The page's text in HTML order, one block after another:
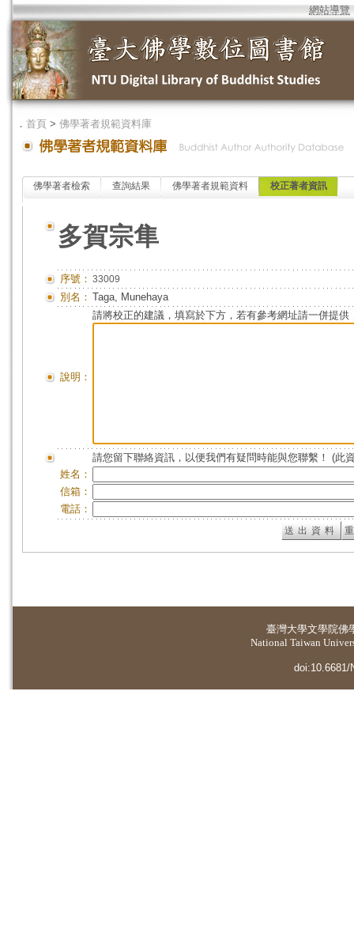
網站導覽
． 首頁 > 佛學著者規範資料庫
佛學著者檢索 查詢結果 佛學著者規範資料 校正著者資訊
多賀宗隼
序號： 33009
別名： Taga, Munehaya
說明：
請將校正的建議，填寫於下方，若有參考網址請一併提供
請您留下聯絡資訊，以便我們有疑問時能與您聯繫！ (此
姓名：
信箱：
電話：
臺灣大學文學院佛
National Taiwan
doi:10.6681/